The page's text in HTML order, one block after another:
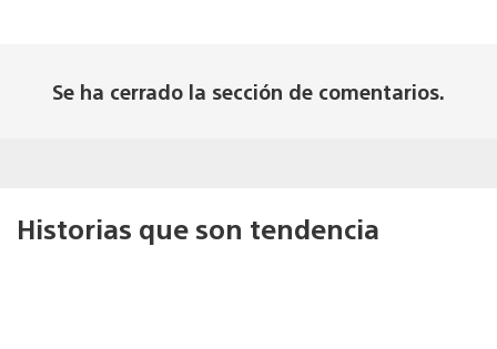
Se ha cerrado la sección de comentarios.
Historias que son tendencia